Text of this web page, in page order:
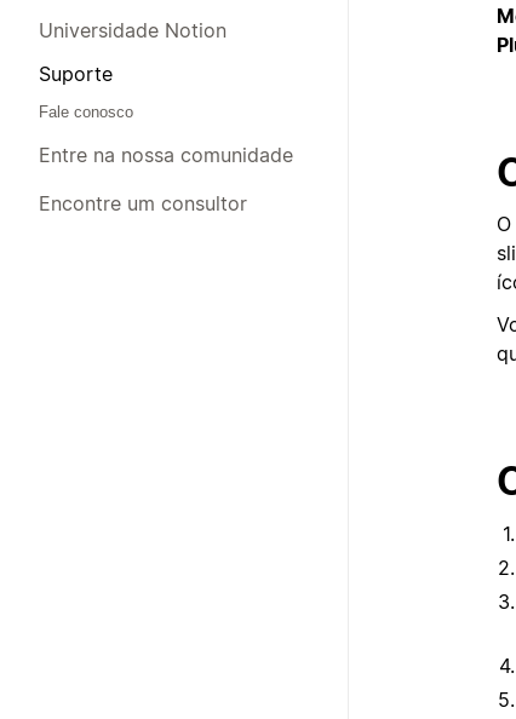
Universidade Notion
Suporte
Fale conosco
Entre na nossa comunidade
Encontre um consultor